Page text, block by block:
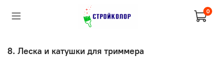
0
8. Леска и катушки для триммера